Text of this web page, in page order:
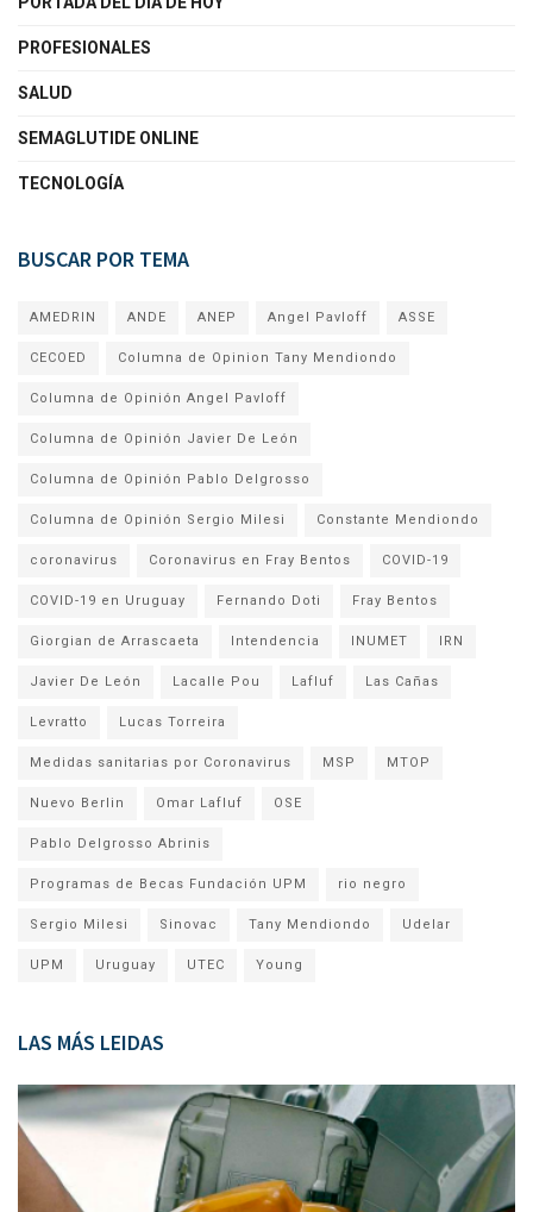
PROFESIONALES
SALUD
SEMAGLUTIDE ONLINE
TECNOLOGÍA
BUSCAR POR TEMA
AMEDRIN ANDE ANEP Angel Pavloff ASSE
CECOED Columna de Opinion Tany Mendiondo
Columna de Opinión Angel Pavloff
Columna de Opinión Javier De León
Columna de Opinión Pablo Delgrosso
Columna de Opinión Sergio Milesi Constante Mendiondo
coronavirus Coronavirus en Fray Bentos COVID-19
COVID-19 en Uruguay Fernando Doti Fray Bentos
Giorgian de Arrascaeta Intendencia INUMET IRN
Javier De León Lacalle Pou Lafluf Las Cañas
Levratto Lucas Torreira
Medidas sanitarias por Coronavirus MSP MTOP
Nuevo Berlin Omar Lafluf OSE
Pablo Delgrosso Abrinis
Programas de Becas Fundación UPM rio negro
Sergio Milesi Sinovac Tany Mendiondo Udelar
UPM Uruguay UTEC Young
LAS MÁS LEIDAS